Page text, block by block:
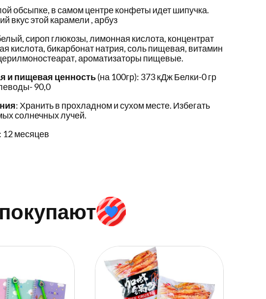
обсыпке, в самом центре конфеты идет шипучка.
вкус этой карамели , арбуз
сироп глюкозы, лимонная кислота, концентрат
кислота, бикарбонат натрия, соль пищевая, витамин
ароматизаторы пищевые.
и пищевая ценность(на 100гр): 373 кДж Белки-0 гр
90,0
: Хранить в прохладном и сухом месте. Избегать
солнечных лучей.
: 12 месяцев